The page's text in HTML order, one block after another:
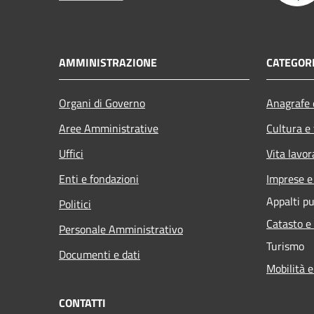
AMMINISTRAZIONE
Organi di Governo
Aree Amministrative
Uffici
Enti e fondazioni
Politici
Personale Amministrativo
Documenti e dati
Cultura
Vita
Imprese
Appalti
Catasto
Turismo
Mobilità
CONTATTI